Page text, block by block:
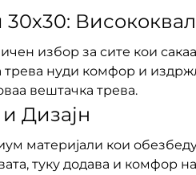
избор за сите кои
трева нуди комфор и
вештачка трева.
Дизајн
материјали кои
туку додава и